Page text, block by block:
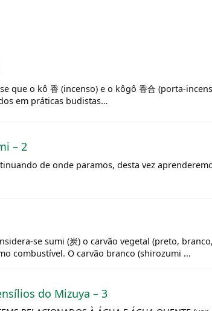
que o kô 香 (incenso) e o kôgô 香合 (porta-
em práticas budistas…
– 2
de onde paramos, desta vez
se sumi (炭) o carvão vegetal (preto,
combustível. O carvão branco (shirozumi ...
do Mizuya – 3